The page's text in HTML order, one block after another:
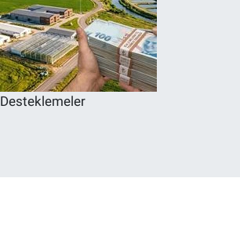
Desteklemeler